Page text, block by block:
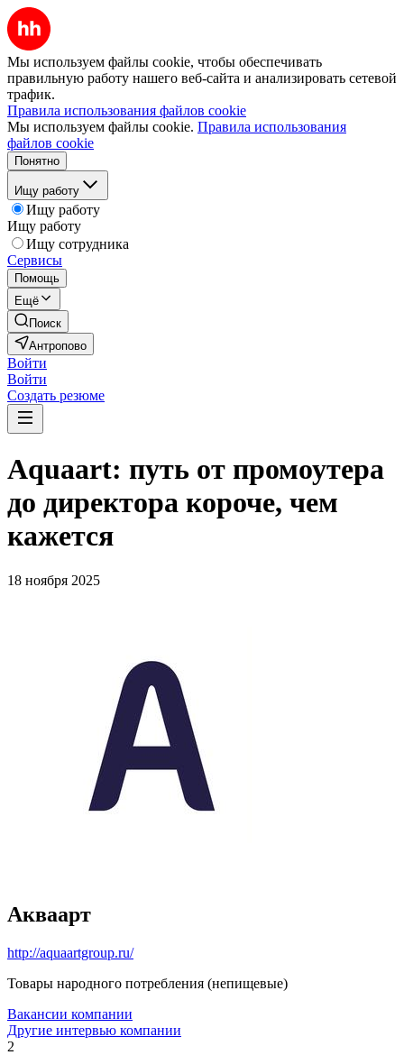
Мы используем файлы cookie, чтобы обеспечивать
правильную работу нашего веб-сайта и анализировать сетевой
трафик.
Правила использования файлов cookie
Мы используем файлы cookie. Правила использования
файлов cookie
Понятно
Ищу работу
Ищу работу
Ищу работу
Ищу сотрудника
Сервисы
Помощь
Ещё
Поиск
Антропово
Войти
Войти
Создать резюме
Aquaart: путь от промоутера
до директора короче, чем
кажется
18 ноября 2025
Акваарт
http://aquaartgroup.ru/
Товары народного потребления (непищевые)
Вакансии компании
Другие интервью компании
2